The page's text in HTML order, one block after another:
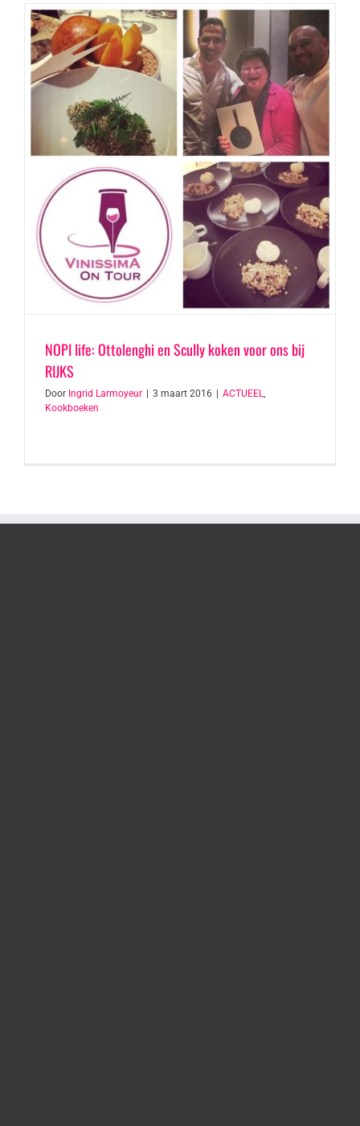
NOPI life: Ottolenghi en Scully koken voor ons bij
RIJKS
Door Ingrid Larmoyeur 3 maart 2016 ACTUEEL,
Kookboeken